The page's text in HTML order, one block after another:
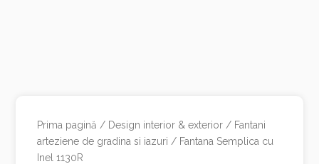
Prima pagină / Design interior & exterior / Fantani
arteziene de gradina si iazuri / Fantana Semplica cu
Inel 1130R